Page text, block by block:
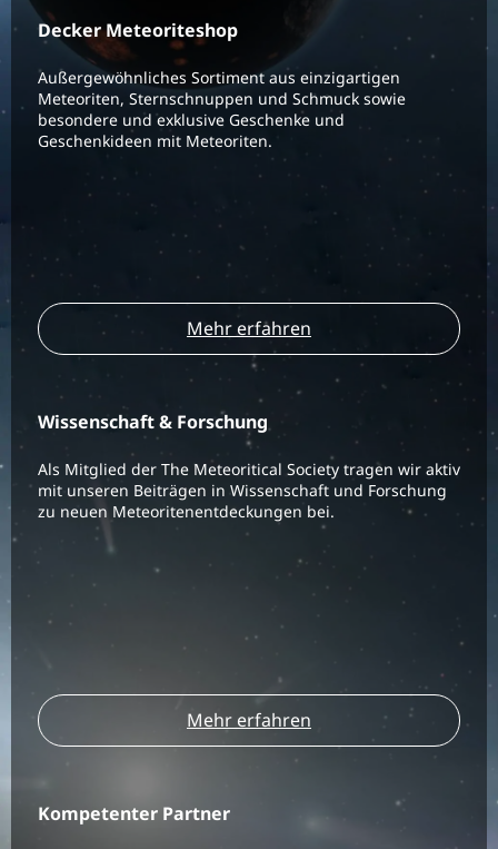
Decker Meteoriteshop
Außergewöhnliches Sortiment aus einzigartigen
Meteoriten, Sternschnuppen und Schmuck sowie
besondere und exklusive Geschenke und
Geschenkideen mit Meteoriten.
Mehr erfahren
Wissenschaft & Forschung
Als Mitglied der The Meteoritical Society tragen wir aktiv
mit unseren Beiträgen in Wissenschaft und Forschung
zu neuen Meteoritenentdeckungen bei.
Mehr erfahren
Kompetenter Partner